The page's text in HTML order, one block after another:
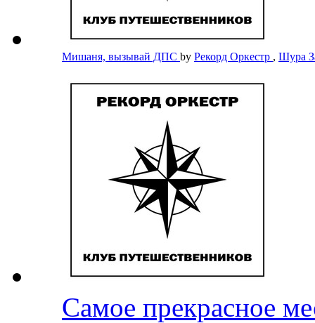
Мишаня, вызывай ДПС by Рекорд Оркестр , Шура
Самое прекрасное